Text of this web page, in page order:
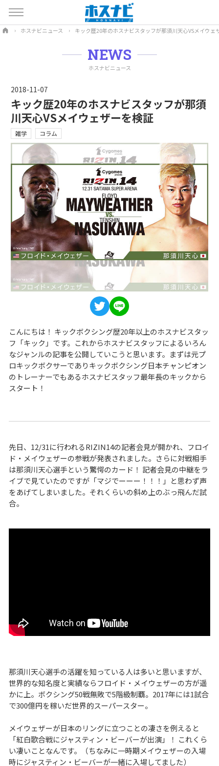
ホスナビニュース キック歴20年のホスナビスタッフが那須川天心VSメイウェ
NEWS
ホスナビニュース
2018-11-07
キック歴20年のホスナビスタッフが那須
川天心VSメイウェザーを検証
雑学 コラム
こんにちは！ キックボクシング歴20年以上のホスナビスタッ
フ「キック」です。これからホスナビスタッフによるいろん
なジャンルの記事を公開していこうと思います。まずは元プ
ロキックボクサーでありキックボクシング日本チャンピオン
のトレーナーでもあるホスナビスタッフ最年長のキックから
スタート！
先日、12/31に行われるRIZIN14の記者会見が開かれ、フロイ
ド・メイウェザーの参戦が発表されました。さらに対戦相手
は那須川天心選手という驚愕のカード！ 記者会見の中継をラ
イブで見ていたのですが「マジでーーー！！！」と思わず声
をあげてしまいました。それくらいの斜め上のぶっ飛んだ試
合。
那須川天心選手の活躍を知っている人は多いと思いますが、
世界的な知名度と実績ならフロイド・メイウェザーの方が遥
かに上。ボクシング50戦無敗で5階級制覇。2017年には1試合
で300億円を稼いだ世界的スーパースター。
メイウェザーが日本のリングに立つことの凄さを例えると
「紅白歌合戦にジャスティン・ビーバーが出演」！ これくら
い凄いことなんです。（ちなみに一時期メイウェザーの入場
時にジャスティン・ビーバーが一緒に入場してました）